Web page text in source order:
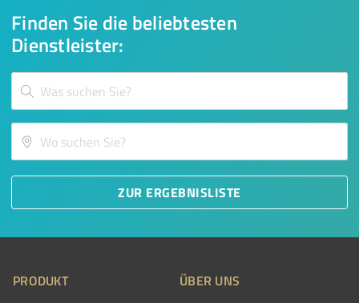
Finden Sie die beliebtesten
Dienstleister:
ZUR ERGEBNISLISTE
PRODUKT ÜBER UNS